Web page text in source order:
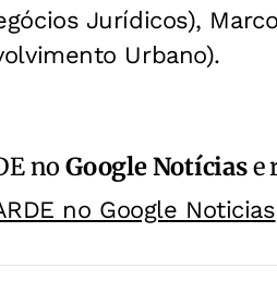
Jurídicos),
Urbano).
noGoogle Notíciase
no Google Noticias